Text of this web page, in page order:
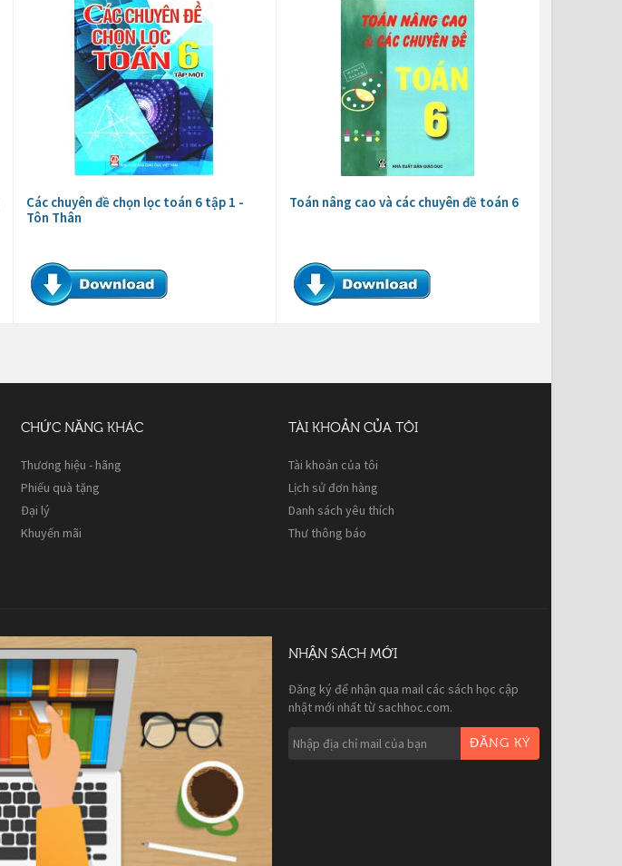
Các chuyên đề chọn lọc toán 6 tập 1 -
Tôn Thân
Toán nâng cao và các chuyên đề toán 6
CHỨC NĂNG KHÁC
Thương hiệu - hãng
Phiếu quà tặng
Đại lý
Khuyến mãi
TÀI KHOẢN CỦA TÔI
Tài khoản của tôi
Lịch sử đơn hàng
Danh sách yêu thích
Thư thông báo
NHẬN SÁCH MỚI
Đăng ký để nhận qua mail các sách học cập
nhật mới nhất từ sachhoc.com.
ĐĂNG KÝ